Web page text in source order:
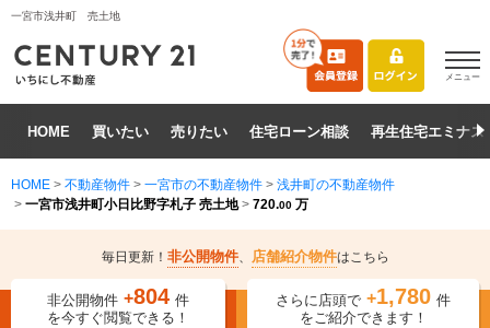
一宮市浅井町 売土地
メニュー
HOME 買いたい 売りたい 住宅ローン相談 再生住宅エミナス
HOME > 不動産物件 > 一宮市の不動産物件 > 浅井町の不動産物件
> 一宮市浅井町小日比野字札子 売土地> 720.00 万
毎日更新！ 非公開物件、 店舗紹介物件はこちら
非公開物件 +804 件
を今すぐ閲覧できる！
さらに店頭で +1,780 件
をご紹介できます！